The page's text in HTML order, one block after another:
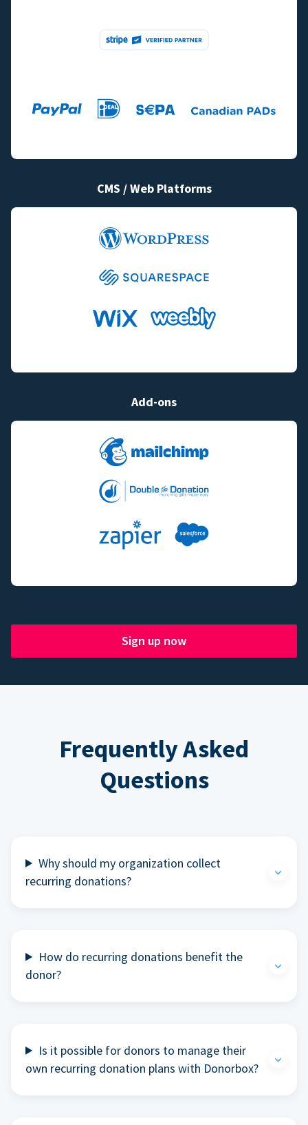
CMS / Web Platforms
Add-ons
Sign up now
Frequently Asked
Questions
Why should my organization collect
recurring donations?
How do recurring donations benefit the
donor?
Is it possible for donors to manage their
own recurring donation plans with Donorbox?